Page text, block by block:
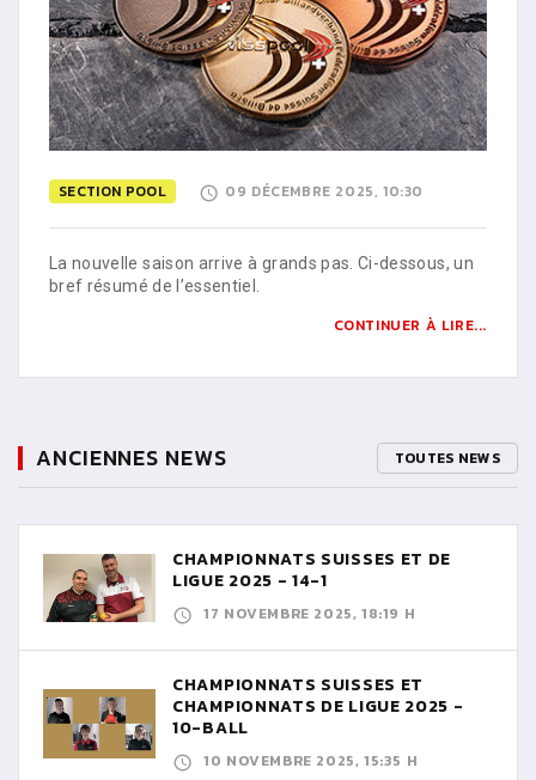
SECTION POOL 09 DÉCEMBRE 2025, 10:30
La nouvelle saison arrive à grands pas. Ci-dessous, un
bref résumé de l’essentiel.
CONTINUER À LIRE...
ANCIENNES NEWS TOUTES NEWS
CHAMPIONNATS SUISSES ET DE
LIGUE 2025 - 14-1
17 NOVEMBRE 2025, 18:19 H
CHAMPIONNATS SUISSES ET
CHAMPIONNATS DE LIGUE 2025 -
10-BALL
10 NOVEMBRE 2025, 15:35 H